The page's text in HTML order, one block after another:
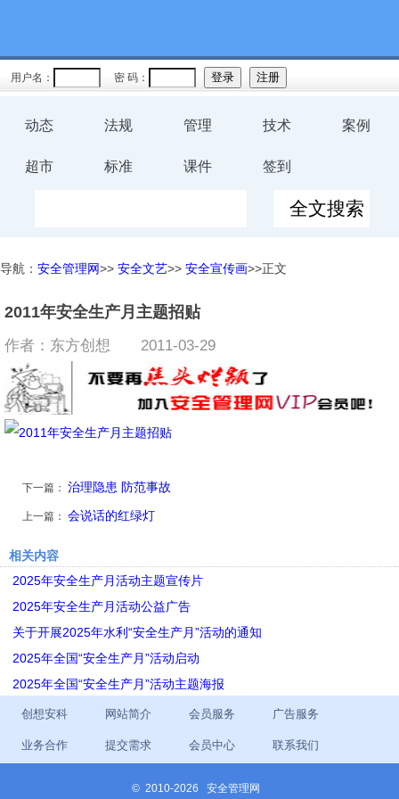
用户名： 密 码：
动态 法规 管理 技术 案例
超市 标准 课件 签到
导航： 安全管理网>> 安全文艺>> 安全宣传画>>正文
2011年安全生产月主题招贴
作者：东方创想 2011-03-29
下一篇： 治理隐患 防范事故
上一篇： 会说话的红绿灯
相关内容
2025年安全生产月活动主题宣传片
2025年安全生产月活动公益广告
关于开展2025年水利“安全生产月”活动的通知
2025年全国“安全生产月”活动启动
2025年全国“安全生产月”活动主题海报
创想安科 网站简介 会员服务 广告服务
业务合作 提交需求 会员中心 联系我们
© 2010-2026 安全管理网